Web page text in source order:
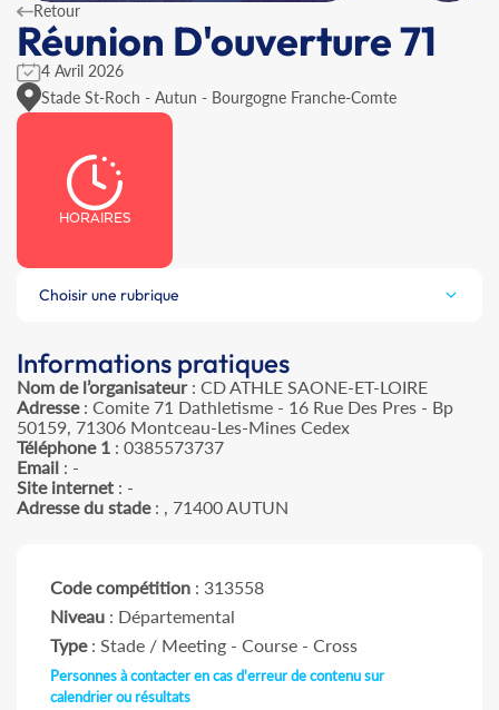
Retour
Réunion D'ouverture 71
4 Avril 2026
Stade St-Roch - Autun - Bourgogne Franche-Comte
HORAIRES
Choisir une rubrique
Informations pratiques
Nom de l’organisateur: CD ATHLE SAONE-ET-LOIRE
Adresse: Comite 71 Dathletisme - 16 Rue Des Pres - Bp
50159, 71306 Montceau-Les-Mines Cedex
Téléphone 1 : 0385573737
Email : -
Site internet : -
Adresse du stade: , 71400 AUTUN
Code compétition : 313558
Niveau : Départemental
Type: Stade / Meeting - Course - Cross
Personnes à contacter en cas d'erreur de contenu sur
calendrier ou résultats